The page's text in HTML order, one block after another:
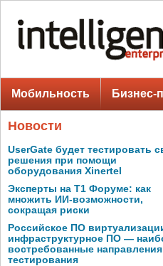
Мобильность Бизнес-
Новости
UserGate будет тестировать
решения при помощи
оборудования Xinertel
Эксперты на Т1 Форуме: как
множить ИИ-возможности,
сокращая риски
Российское ПО
инфраструктурное ПО —
востребованные
тестирования